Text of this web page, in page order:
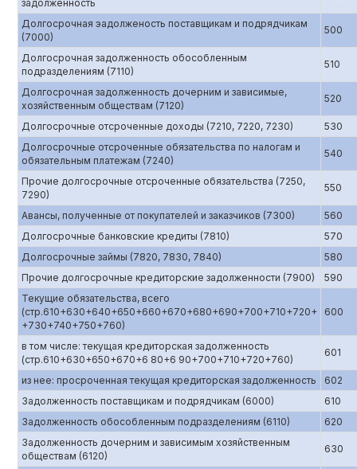
задолженность
Долгосрочная эадолженость поставщикам и подрядчикам
(7000)
500
Долгосрочная задолженность обособленным
подразделениям (7110)
510
Долгосрочная задолженность дочерним и зависимые,
хозяйственным обществам (7120)
520
Долгосрочные отсроченные доходы (7210, 7220, 7230)
530
Долгосрочные отсроченные обязательства по налогам и
обязательным платежам (7240)
540
Прочие долгосрочные отсроченные обязательства (7250,
7290)
550
Авансы, полученные от покупателей и заказчиков (7300)
560
Долгосрочные банковские кредиты (7810)
570
Долгосрочные займы (7820, 7830, 7840)
580
Прочие долгосрочные кредиторские задолженности (7900)
590
Текущие обязательства, всего
(стр.610+630+640+650+660+670+680+690+700+710+720+
+730+740+750+760)
600
в том числе: текущая кредиторская задолженность
(стр.610+630+650+670+6 80+6 90+700+710+720+760)
601
из нее: просроченная текущая кредиторская задолженность
602
Задолженность поставщикам и подрядчикам (6000)
610
Задолженность обособленным подразделениям (6110)
620
Задолженность дочерним и зависимым хозяйственным
обществам (6120)
630